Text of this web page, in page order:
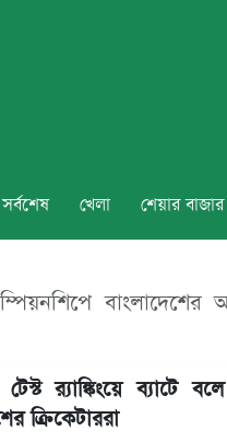
সর্বশেষ খেলা শেয়ার বাজার
র‍্যাঙ্কিংয়ে ব্যাটে
ক্রিকেটাররা